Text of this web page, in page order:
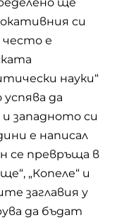
си
често е
науки“
да
западното си
е написал
се превръща в
„Копеле“ и
заглавия у
да бъдат